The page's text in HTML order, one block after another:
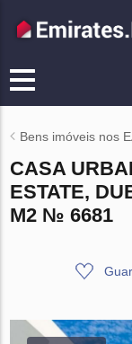
Bens imóveis nos
CASA
ESTATE,
M2 № 6681